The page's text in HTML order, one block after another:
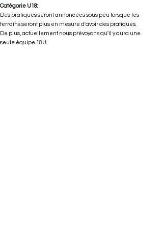
Catégorie U18:
Des pratiques seront annoncées sous peu lorsque les
terrains seront plus en mesure d'avoir des pratiques.
De plus, actuellement nous prévoyons qu'il y aura une
seule équipe 18U.